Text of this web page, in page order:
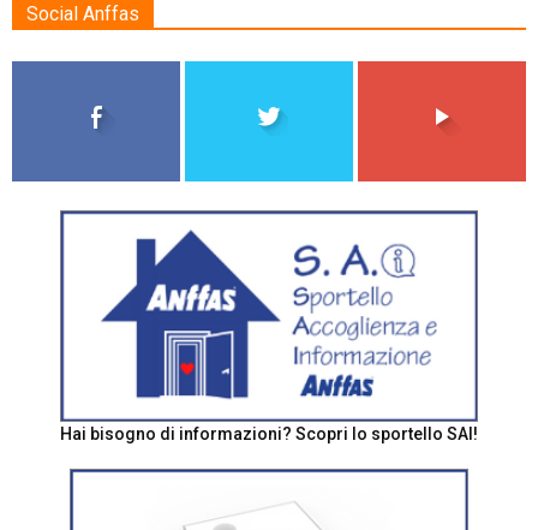
Social Anffas
Hai bisogno di informazioni? Scopri lo sportello SAI!